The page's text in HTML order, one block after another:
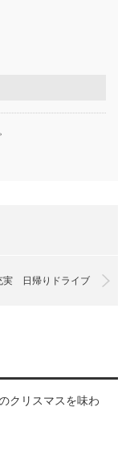
実 日帰りドライブ
クリスマスを味わ